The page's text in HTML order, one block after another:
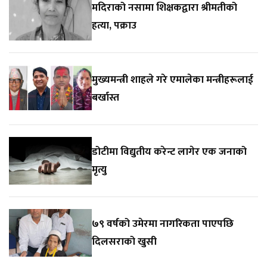
मदिराको नसामा शिक्षकद्वारा श्रीमतीको
हत्या, पक्राउ
मुख्यमन्त्री शाहले गरे एमालेका मन्त्रीहरूलाई
बर्खास्त
डोटीमा विद्युतीय करेन्ट लागेर एक जनाको
मृत्यु
७९ वर्षको उमेरमा नागरिकता पाएपछि
दिलसराको खुसी